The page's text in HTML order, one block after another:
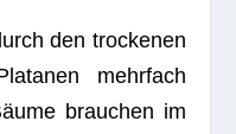
den tro­cke­nen
mehr­fach
brau­chen im